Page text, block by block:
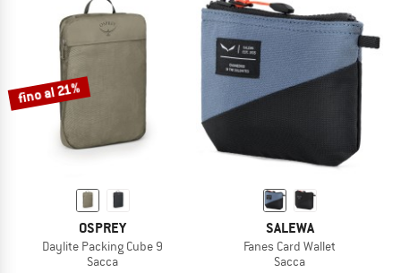
fino al 21%
OSPREY
Daylite Packing Cube 9
Sacca
SALEWA
Fanes Card Wallet
Sacca